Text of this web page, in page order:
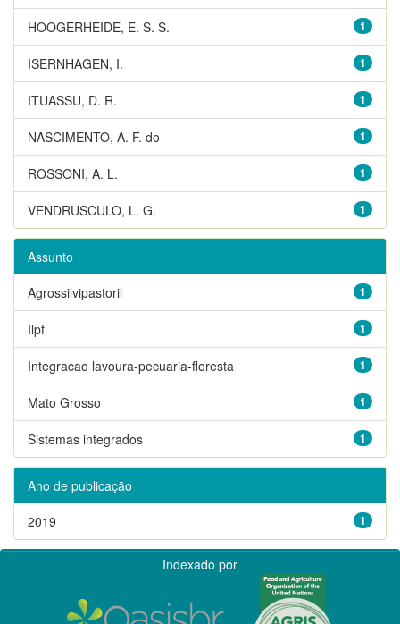
1
HOOGERHEIDE, E. S. S.
1
ISERNHAGEN, I.
1
ITUASSU, D. R.
1
NASCIMENTO, A. F. do
1
ROSSONI, A. L.
1
VENDRUSCULO, L. G.
Assunto
1
Agrossilvipastoril
1
Ilpf
1
Integracao lavoura-pecuaria-floresta
1
Mato Grosso
1
Sistemas integrados
Ano de publicação
1
2019
Indexado por